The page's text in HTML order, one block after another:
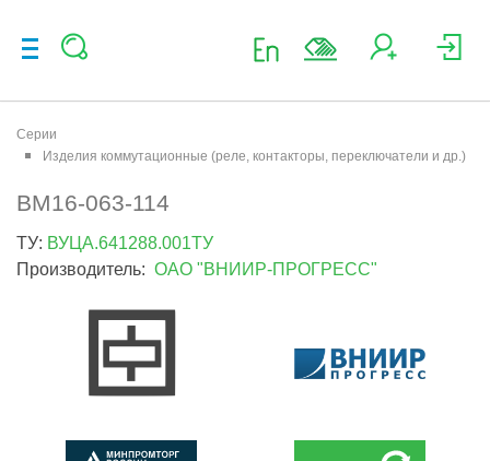
Серии
Изделия коммутационные (реле, контакторы, переключатели и др.)
ВМ16-063-114
ТУ: ВУЦА.641288.001ТУ
Производитель: ОАО "ВНИИР-ПРОГРЕСС"